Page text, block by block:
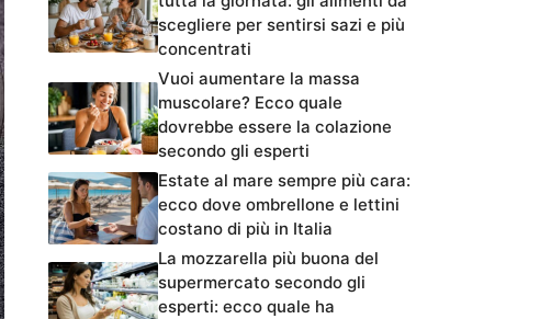
scegliere per sentirsi sazi e più
concentrati
Vuoi aumentare la massa
muscolare? Ecco quale
dovrebbe essere la colazione
secondo gli esperti
Estate al mare sempre più cara:
ecco dove ombrellone e lettini
costano di più in Italia
La mozzarella più buona del
supermercato secondo gli
esperti: ecco quale ha